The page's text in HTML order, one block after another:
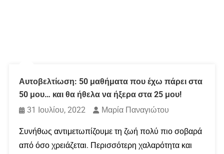
Αυτοβελτίωση: 50 μαθήματα που έχω πάρει στα
50 μου… και θα ήθελα να ήξερα στα 25 μου!
31 Ιουλίου, 2022
Μαρία Παναγιώτου
Συνήθως αντιμετωπίζουμε τη ζωή πολύ πιο σοβαρά
από όσο χρειάζεται. Περισσότερη χαλαρότητα και